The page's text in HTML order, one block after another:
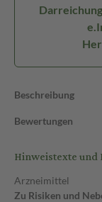
Beschreibung
Bewertungen
Hinweistexte
Arzneimittel
Zu Risiken und